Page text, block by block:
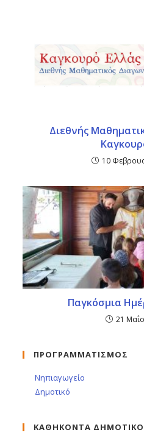
Διεθνής
10
Παγκόσμια
21
ΠΡΟΓΡΑΜΜΑΤΙΣΜΟΣ
Νηπιαγωγείο
Δημοτικό
ΚΑΘΗΚΟΝΤΑ